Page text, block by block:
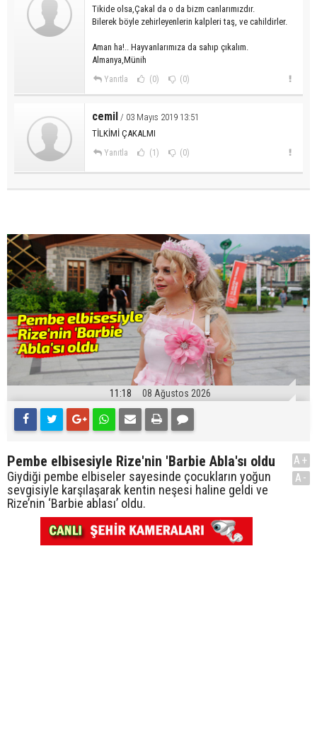
Tikide olsa,Çakal da o da bizm canlarımızdır.
Bilerek böyle zehirleyenlerin kalpleri taş, ve cahildirler.
Aman ha!.. Hayvanlarımıza da sahıp çıkalım.
Almanya,Münih
Yanıtla (0) (0)
cemil / 03 Mayıs 2019 13:51
TİLKİMİ ÇAKALMI
Yanıtla (1) (0)
11:18 08 Ağustos 2026
Pembe elbisesiyle Rize'nin 'Barbie Abla'sı oldu
Giydiği pembe elbiseler sayesinde çocukların yoğun
sevgisiyle karşılaşarak kentin neşesi haline geldi ve
Rize’nin ‘Barbie ablası’ oldu.
A+
A-